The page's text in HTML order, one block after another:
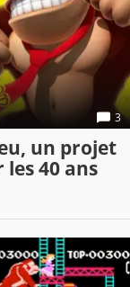
3
un projet
40 ans